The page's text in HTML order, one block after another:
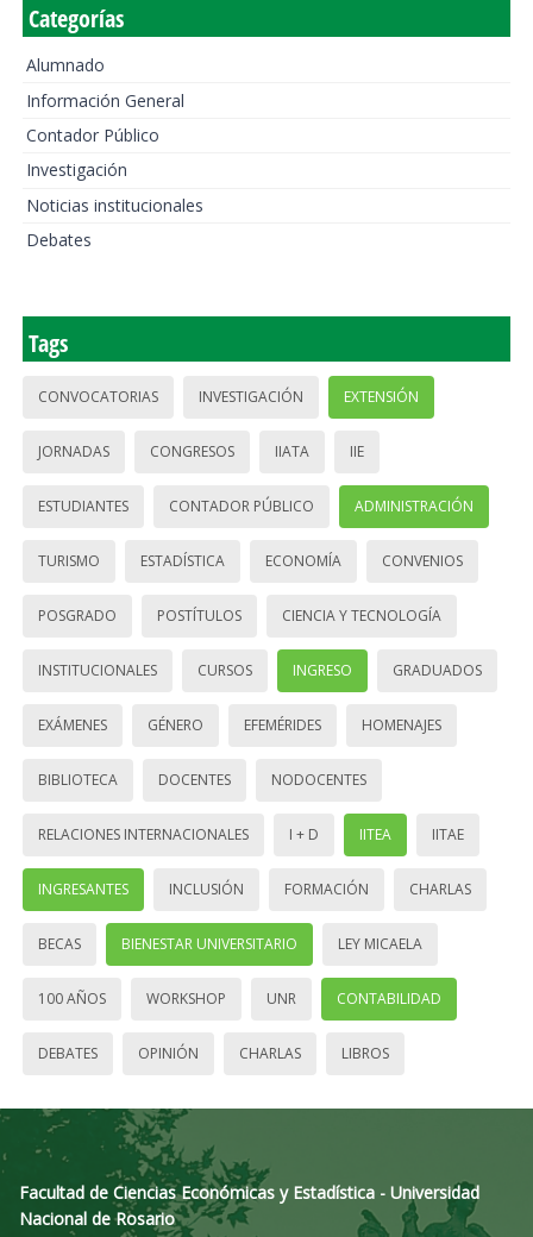
Categorías
Alumnado
Información General
Contador Público
Investigación
Noticias institucionales
Debates
Tags
CONVOCATORIAS INVESTIGACIÓN EXTENSIÓN
JORNADAS CONGRESOS IIATA IIE
ESTUDIANTES CONTADOR PÚBLICO ADMINISTRACIÓN
TURISMO ESTADÍSTICA ECONOMÍA CONVENIOS
POSGRADO POSTÍTULOS CIENCIA Y TECNOLOGÍA
INSTITUCIONALES CURSOS INGRESO GRADUADOS
EXÁMENES GÉNERO EFEMÉRIDES HOMENAJES
BIBLIOTECA DOCENTES NODOCENTES
RELACIONES INTERNACIONALES I + D IITEA IITAE
INGRESANTES INCLUSIÓN FORMACIÓN CHARLAS
BECAS BIENESTAR UNIVERSITARIO LEY MICAELA
100 AÑOS WORKSHOP UNR CONTABILIDAD
DEBATES OPINIÓN CHARLAS LIBROS
Facultad de Ciencias Económicas y Estadística - Universidad
Nacional de Rosario